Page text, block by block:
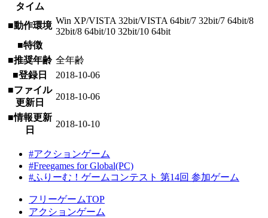
タイム
■動作環境 Win XP/VISTA 32bit/VISTA 64bit/7 32bit/7 64bit/8
32bit/8 64bit/10 32bit/10 64bit
■特徴
■推奨年齢 全年齢
■登録日
2018-10-06
■ファイル
更新日
2018-10-06
■情報更新
日
2018-10-10
#アクションゲーム
#Freegames for Global(PC)
#ふりーむ！ゲームコンテスト 第14回 参加ゲーム
フリーゲームTOP
アクションゲーム